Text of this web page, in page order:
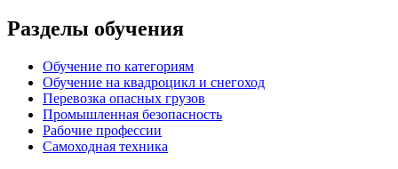
Разделы обучения
Обучение по категориям
Обучение на квадроцикл и снегоход
Перевозка опасных грузов
Промышленная безопасность
Рабочие профессии
Самоходная техника